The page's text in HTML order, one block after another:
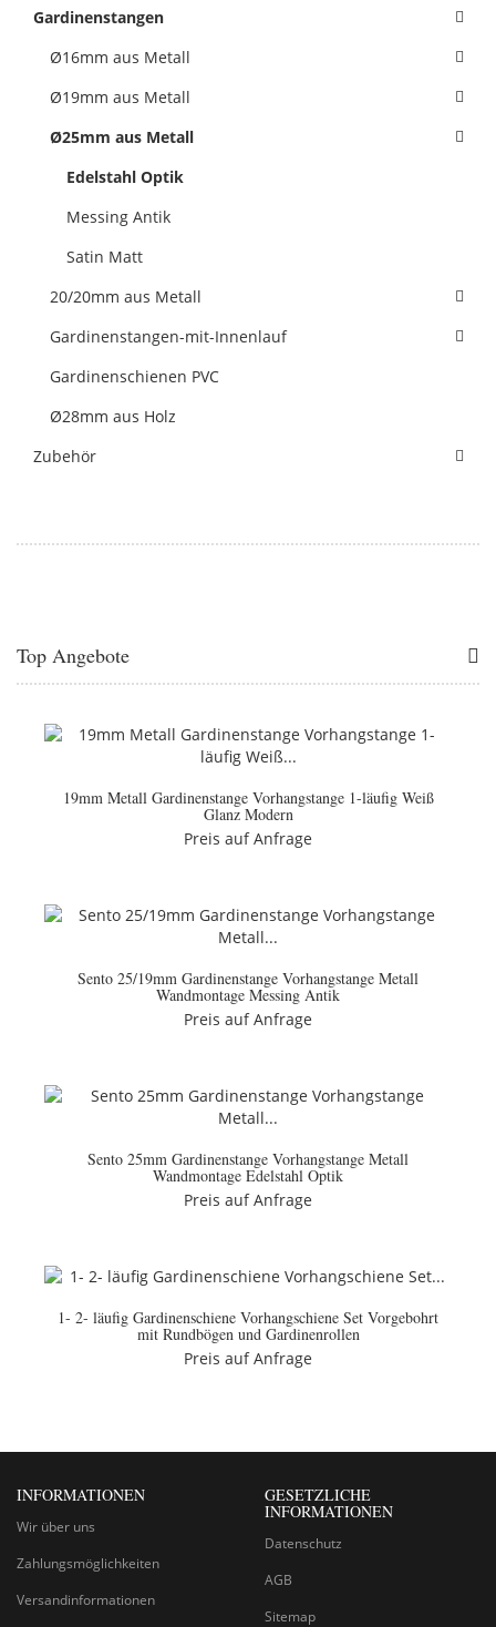
Gardinenstangen
Ø16mm aus Metall
Ø19mm aus Metall
Ø25mm aus Metall
Edelstahl Optik
Messing Antik
Satin Matt
20/20mm aus Metall
Gardinenstangen-mit-Innenlauf
Gardinenschienen PVC
Ø28mm aus Holz
Zubehör
Top Angebote
19mm Metall Gardinenstange Vorhangstange 1-läufig Weiß
Glanz Modern
Preis auf Anfrage
Sento 25/19mm Gardinenstange Vorhangstange Metall
Wandmontage Messing Antik
Preis auf Anfrage
Sento 25mm Gardinenstange Vorhangstange Metall
Wandmontage Edelstahl Optik
Preis auf Anfrage
1- 2- läufig Gardinenschiene Vorhangschiene Set Vorgebohrt
mit Rundbögen und Gardinenrollen
Preis auf Anfrage
INFORMATIONEN
Wir über uns
Zahlungsmöglichkeiten
Versandinformationen
GESETZLICHE
INFORMATIONEN
Datenschutz
AGB
Sitemap